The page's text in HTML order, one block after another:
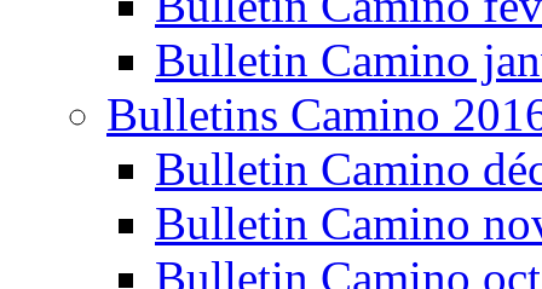
Bulletin Camino
Bulletins Camino
Bulletin Camino
Bulletin Camino
Bulletin Camino